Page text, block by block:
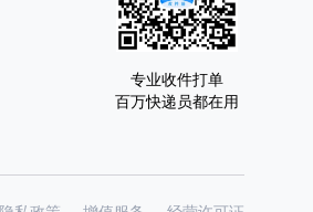
专业收件打单
百万快递员都在用